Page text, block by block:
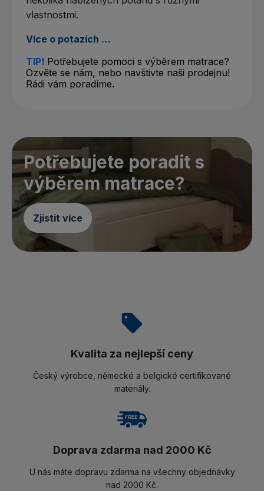
vlastnostmi.
Více o potazích …
TIP! Potřebujete pomoci s výběrem matrace?
Ozvěte se nám, nebo navštivte naši prodejnu!
Rádi vám poradíme.
Potřebujete poradit s
výběrem matrace?
Zjistit více
Kvalita za nejlepší ceny
Český výrobce, německé a belgické certifikované
materiály.
Doprava zdarma nad 2000 Kč
U nás máte dopravu zdarma na všechny objednávky
nad 2000 Kč.